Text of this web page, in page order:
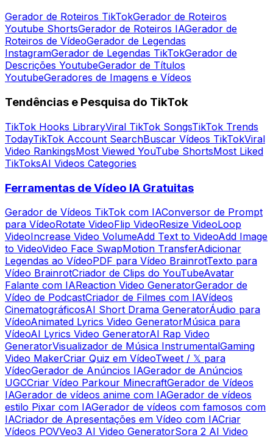
Gerador de Roteiros TikTokGerador de Roteiros
Youtube ShortsGerador de Roteiros IAGerador de
Roteiros de VídeoGerador de Legendas
InstagramGerador de Legendas TikTokGerador de
Descrições YoutubeGerador de Títulos
YoutubeGeradores de Imagens e Vídeos
Tendências e Pesquisa do TikTok
TikTok Hooks LibraryViral TikTok SongsTikTok Trends
TodayTikTok Account SearchBuscar Vídeos TikTokViral
Video RankingsMost Viewed YouTube ShortsMost Liked
TikToksAI Videos Categories
Ferramentas de Vídeo IA Gratuitas
Gerador de Vídeos TikTok com IAConversor de Prompt
para VídeoRotate VideoFlip VideoResize VideoLoop
VideoIncrease Video VolumeAdd Text to VideoAdd Image
to VideoVideo Face SwapMotion TransferAdicionar
Legendas ao VídeoPDF para Vídeo BrainrotTexto para
Vídeo BrainrotCriador de Clips do YouTubeAvatar
Falante com IAReaction Video GeneratorGerador de
Vídeo de PodcastCriador de Filmes com IAVídeos
CinematográficosAI Short Drama GeneratorÁudio para
VídeoAnimated Lyrics Video GeneratorMúsica para
VídeoAI Lyrics Video GeneratorAI Rap Video
GeneratorVisualizador de Música InstrumentalGaming
Video MakerCriar Quiz em VídeoTweet / 𝕏 para
VídeoGerador de Anúncios IAGerador de Anúncios
UGCCriar Vídeo Parkour MinecraftGerador de Vídeos
IAGerador de vídeos anime com IAGerador de vídeos
estilo Pixar com IAGerador de vídeos com famosos com
IACriador de Apresentações em Vídeo com IACriar
Vídeos POVVeo3 AI Video GeneratorSora 2 AI Video